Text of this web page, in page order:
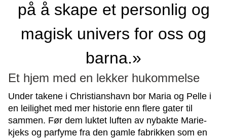
på å skape et personlig og
magisk univers for oss og
barna.»
Et hjem med en lekker hukommelse
Under takene i Christianshavn bor Maria og Pelle i
en leilighet med mer historie enn flere gater til
sammen. Før dem luktet luften av nybakte Marie-
kjeks og parfyme fra den gamle fabrikken som en